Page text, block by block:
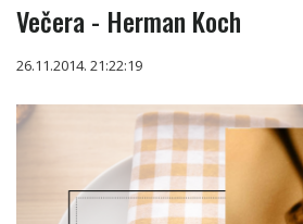
Večera - Herman Koch
26.11.2014. 21:22:19